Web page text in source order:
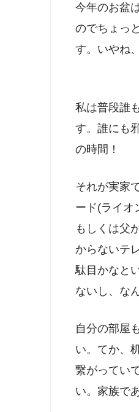
今年のお盆
のでちょっ
す。いやね
私は普段誰
す。誰にも
の時間！
それが実家
ード(ライオ
もしくは父
からないテ
駄目かなと
ないし、な
自分の部屋
い。てか、
繋がってい
い。家族で